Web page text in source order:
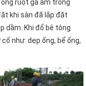
ruột gà âm trong
khi sàn đã lắp đặt
dầm. Khi đổ bê tông
như: dẹp ống, bể ống,